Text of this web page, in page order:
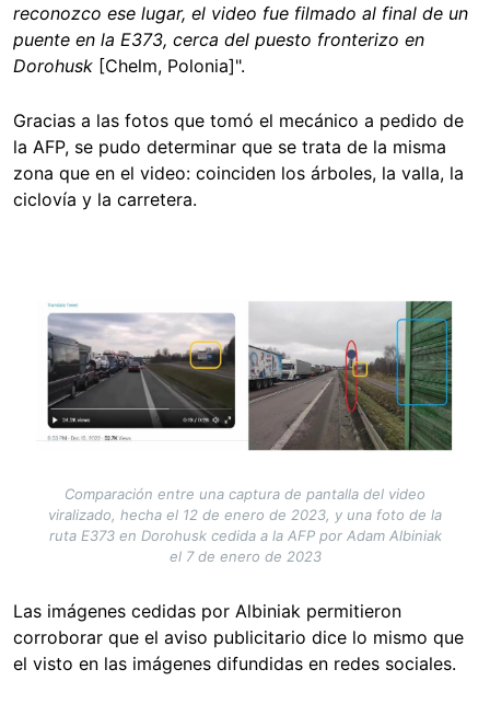
reconozco ese lugar, el video fue filmado al final de un
puente en la E373, cerca del puesto fronterizo en
Dorohusk [Chelm, Polonia]".
Gracias a las fotos que tomó el mecánico a pedido de
la AFP, se pudo determinar que se trata de la misma
zona que en el video: coinciden los árboles, la valla, la
ciclovía y la carretera.
Image
Comparación entre una captura de pantalla del video
viralizado, hecha el 12 de enero de 2023, y una foto de la
ruta E373 en Dorohusk cedida a la AFP por Adam Albiniak
el 7 de enero de 2023
Las imágenes cedidas por Albiniak permitieron
corroborar que el aviso publicitario dice lo mismo que
el visto en las imágenes difundidas en redes sociales.